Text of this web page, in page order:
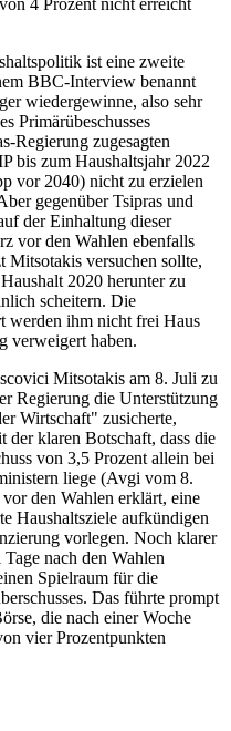
4 Prozent nicht erreicht
ist eine zweite
BBC-Interview benannt
wiedergewinne, also sehr
Primärübeschusses
Regierung zugesagten
bis zum Haushaltsjahr 2022
vor 2040) nicht zu erzielen
gegenüber Tsipras und
der Einhaltung dieser
vor den Wahlen ebenfalls
Mitsotakis versuchen sollte,
2020 herunter zu
scheitern. Die
werden ihm nicht frei Haus
verweigert haben.
Mitsotakis am 8. Juli zu
Regierung die Unterstützung
Wirtschaft" zusicherte,
der klaren Botschaft, dass die
von 3,5 Prozent allein bei
liege (Avgi vom 8.
den Wahlen erklärt, eine
Haushaltsziele aufkündigen
vorlegen. Noch klarer
nach den Wahlen
Spielraum für die
Das führte prompt
die nach einer Woche
vier Prozentpunkten